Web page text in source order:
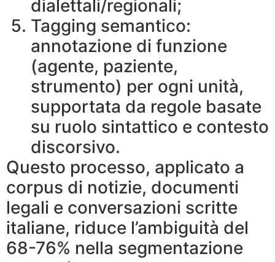
dialettali/regionali;
Tagging semantico:
annotazione di funzione
(agente, paziente,
strumento) per ogni unità,
supportata da regole basate
su ruolo sintattico e contesto
discorsivo.
Questo processo, applicato a
corpus di notizie, documenti
legali e conversazioni scritte
italiane, riduce l’ambiguità del
68-76% nella segmentazione